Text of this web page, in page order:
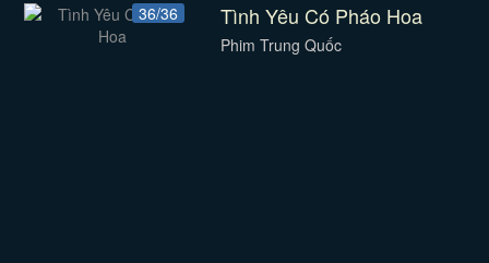
36/36 Tình Yêu Có Pháo Hoa
Phim Trung Quốc